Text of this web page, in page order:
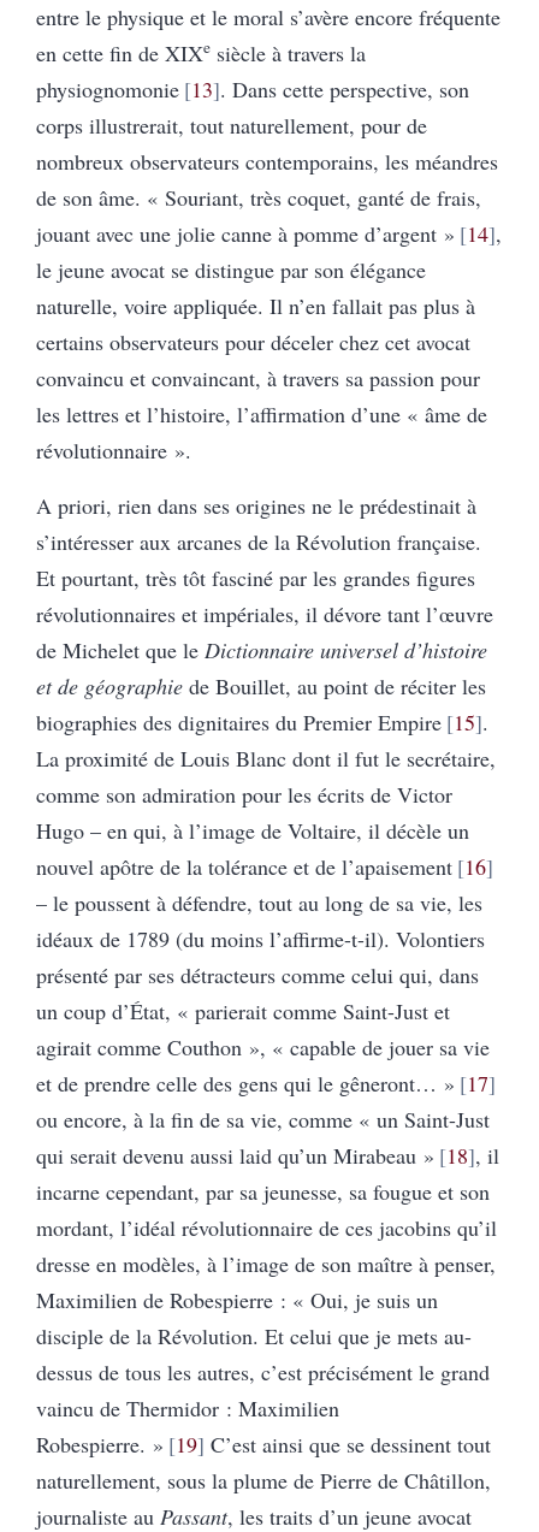
entre le physique et le moral s’avère encore fréquente
en cette fin de XIXe siècle à travers la
physiognomonie 13 . Dans cette perspective, son
corps illustrerait, tout naturellement, pour de
nombreux observateurs contemporains, les méandres
de son âme. « Souriant, très coquet, ganté de frais,
jouant avec une jolie canne à pomme d’argent » 14 ,
le jeune avocat se distingue par son élégance
naturelle, voire appliquée. Il n’en fallait pas plus à
certains observateurs pour déceler chez cet avocat
convaincu et convaincant, à travers sa passion pour
les lettres et l’histoire, l’affirmation d’une « âme de
révolutionnaire ».
A priori, rien dans ses origines ne le prédestinait à
s’intéresser aux arcanes de la Révolution française.
Et pourtant, très tôt fasciné par les grandes figures
révolutionnaires et impériales, il dévore tant l’œuvre
de Michelet que le Dictionnaire universel d’histoire
et de géographie de Bouillet, au point de réciter les
biographies des dignitaires du Premier Empire 15 .
La proximité de Louis Blanc dont il fut le secrétaire,
comme son admiration pour les écrits de Victor
Hugo – en qui, à l’image de Voltaire, il décèle un
nouvel apôtre de la tolérance et de l’apaisement 16
– le poussent à défendre, tout au long de sa vie, les
idéaux de 1789 (du moins l’affirme-t-il). Volontiers
présenté par ses détracteurs comme celui qui, dans
un coup d’État, « parierait comme Saint-Just et
agirait comme Couthon », « capable de jouer sa vie
et de prendre celle des gens qui le gêneront… » 17
ou encore, à la fin de sa vie, comme « un Saint-Just
qui serait devenu aussi laid qu’un Mirabeau » 18 , il
incarne cependant, par sa jeunesse, sa fougue et son
mordant, l’idéal révolutionnaire de ces jacobins qu’il
dresse en modèles, à l’image de son maître à penser,
Maximilien de Robespierre : « Oui, je suis un
disciple de la Révolution. Et celui que je mets au-
dessus de tous les autres, c’est précisément le grand
vaincu de Thermidor : Maximilien
Robespierre. » 19 C’est ainsi que se dessinent tout
naturellement, sous la plume de Pierre de Châtillon,
journaliste au Passant, les traits d’un jeune avocat